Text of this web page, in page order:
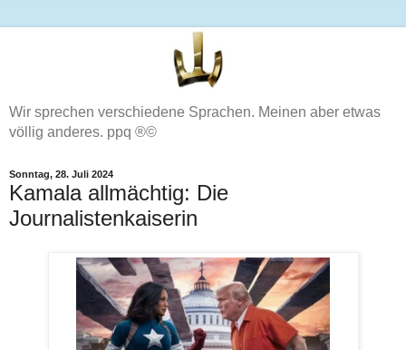
Wir sprechen verschiedene Sprachen. Meinen aber etwas
völlig anderes. ppq ®©
Sonntag, 28. Juli 2024
Kamala allmächtig: Die
Journalistenkaiserin